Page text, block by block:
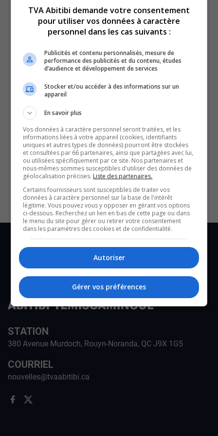
Du lundi au vendredi, nous vous offrons vos nouvelles
de l’Abitibi-Témiscamingue, grâce à des journalistes
chevronnés.
QUESTION DU JOUR
Commentaires
SOUTENIR NOS MÉDIAS, C’EST PROTÉGER NOTRE
CULTURE ET NOTRE ÉCONOMIE
STATION
380 Avenue Murdoch, Rouyn-Noranda, QC J9X 1G5
COURRIEL
nouvelles@tvaabitibi.ca
TVA Abitibi demande votre consentement
pour utiliser vos données à caractère
personnel dans les cas suivants :
Publicités et contenu personnalisés, mesure de
performance des publicités et du contenu, études
d’audience et développement de services
Stocker et/ou accéder à des informations sur un
appareil
En savoir plus
Vos données à caractère personnel seront traitées, et les
informations liées à votre appareil (cookies, identifiants
uniques et autres types de données) pourront être stockées
et consultées par 66 partenaires, ainsi que partagées avec lui,
ou utilisées spécifiquement par ce site. Nos partenaires et
nous-mêmes sommes susceptibles d'utiliser des données de
géolocalisation précises. Liste des partenaires.
Certains fournisseurs sont susceptibles de traiter vos
données à caractère personnel sur la base de l'intérêt
légitime. Vous pouvez vous y opposer en gérant vos options
ci-dessous. Recherchez un lien en bas de cette page ou dans
le menu du site pour gérer ou retirer votre consentement
dans les paramètres des cookies et de confidentialité.
Autoriser
Gérer vos préférences